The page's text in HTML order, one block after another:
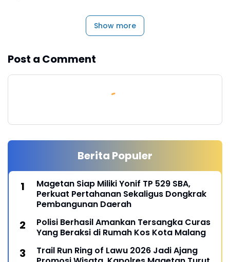
Show more
Post a Comment
Berita Populer
Magetan Siap Miliki Yonif TP 529 SBA,
Perkuat Pertahanan Sekaligus Dongkrak
Pembangunan Daerah
Polisi Berhasil Amankan Tersangka Curas
Yang Beraksi di Rumah Kos Kota Malang
Trail Run Ring of Lawu 2026 Jadi Ajang